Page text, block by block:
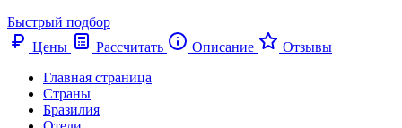
Быстрый подбор
Цены
Рассчитать Описание
Отзывы
Главная страница
Cтраны
Бразилия